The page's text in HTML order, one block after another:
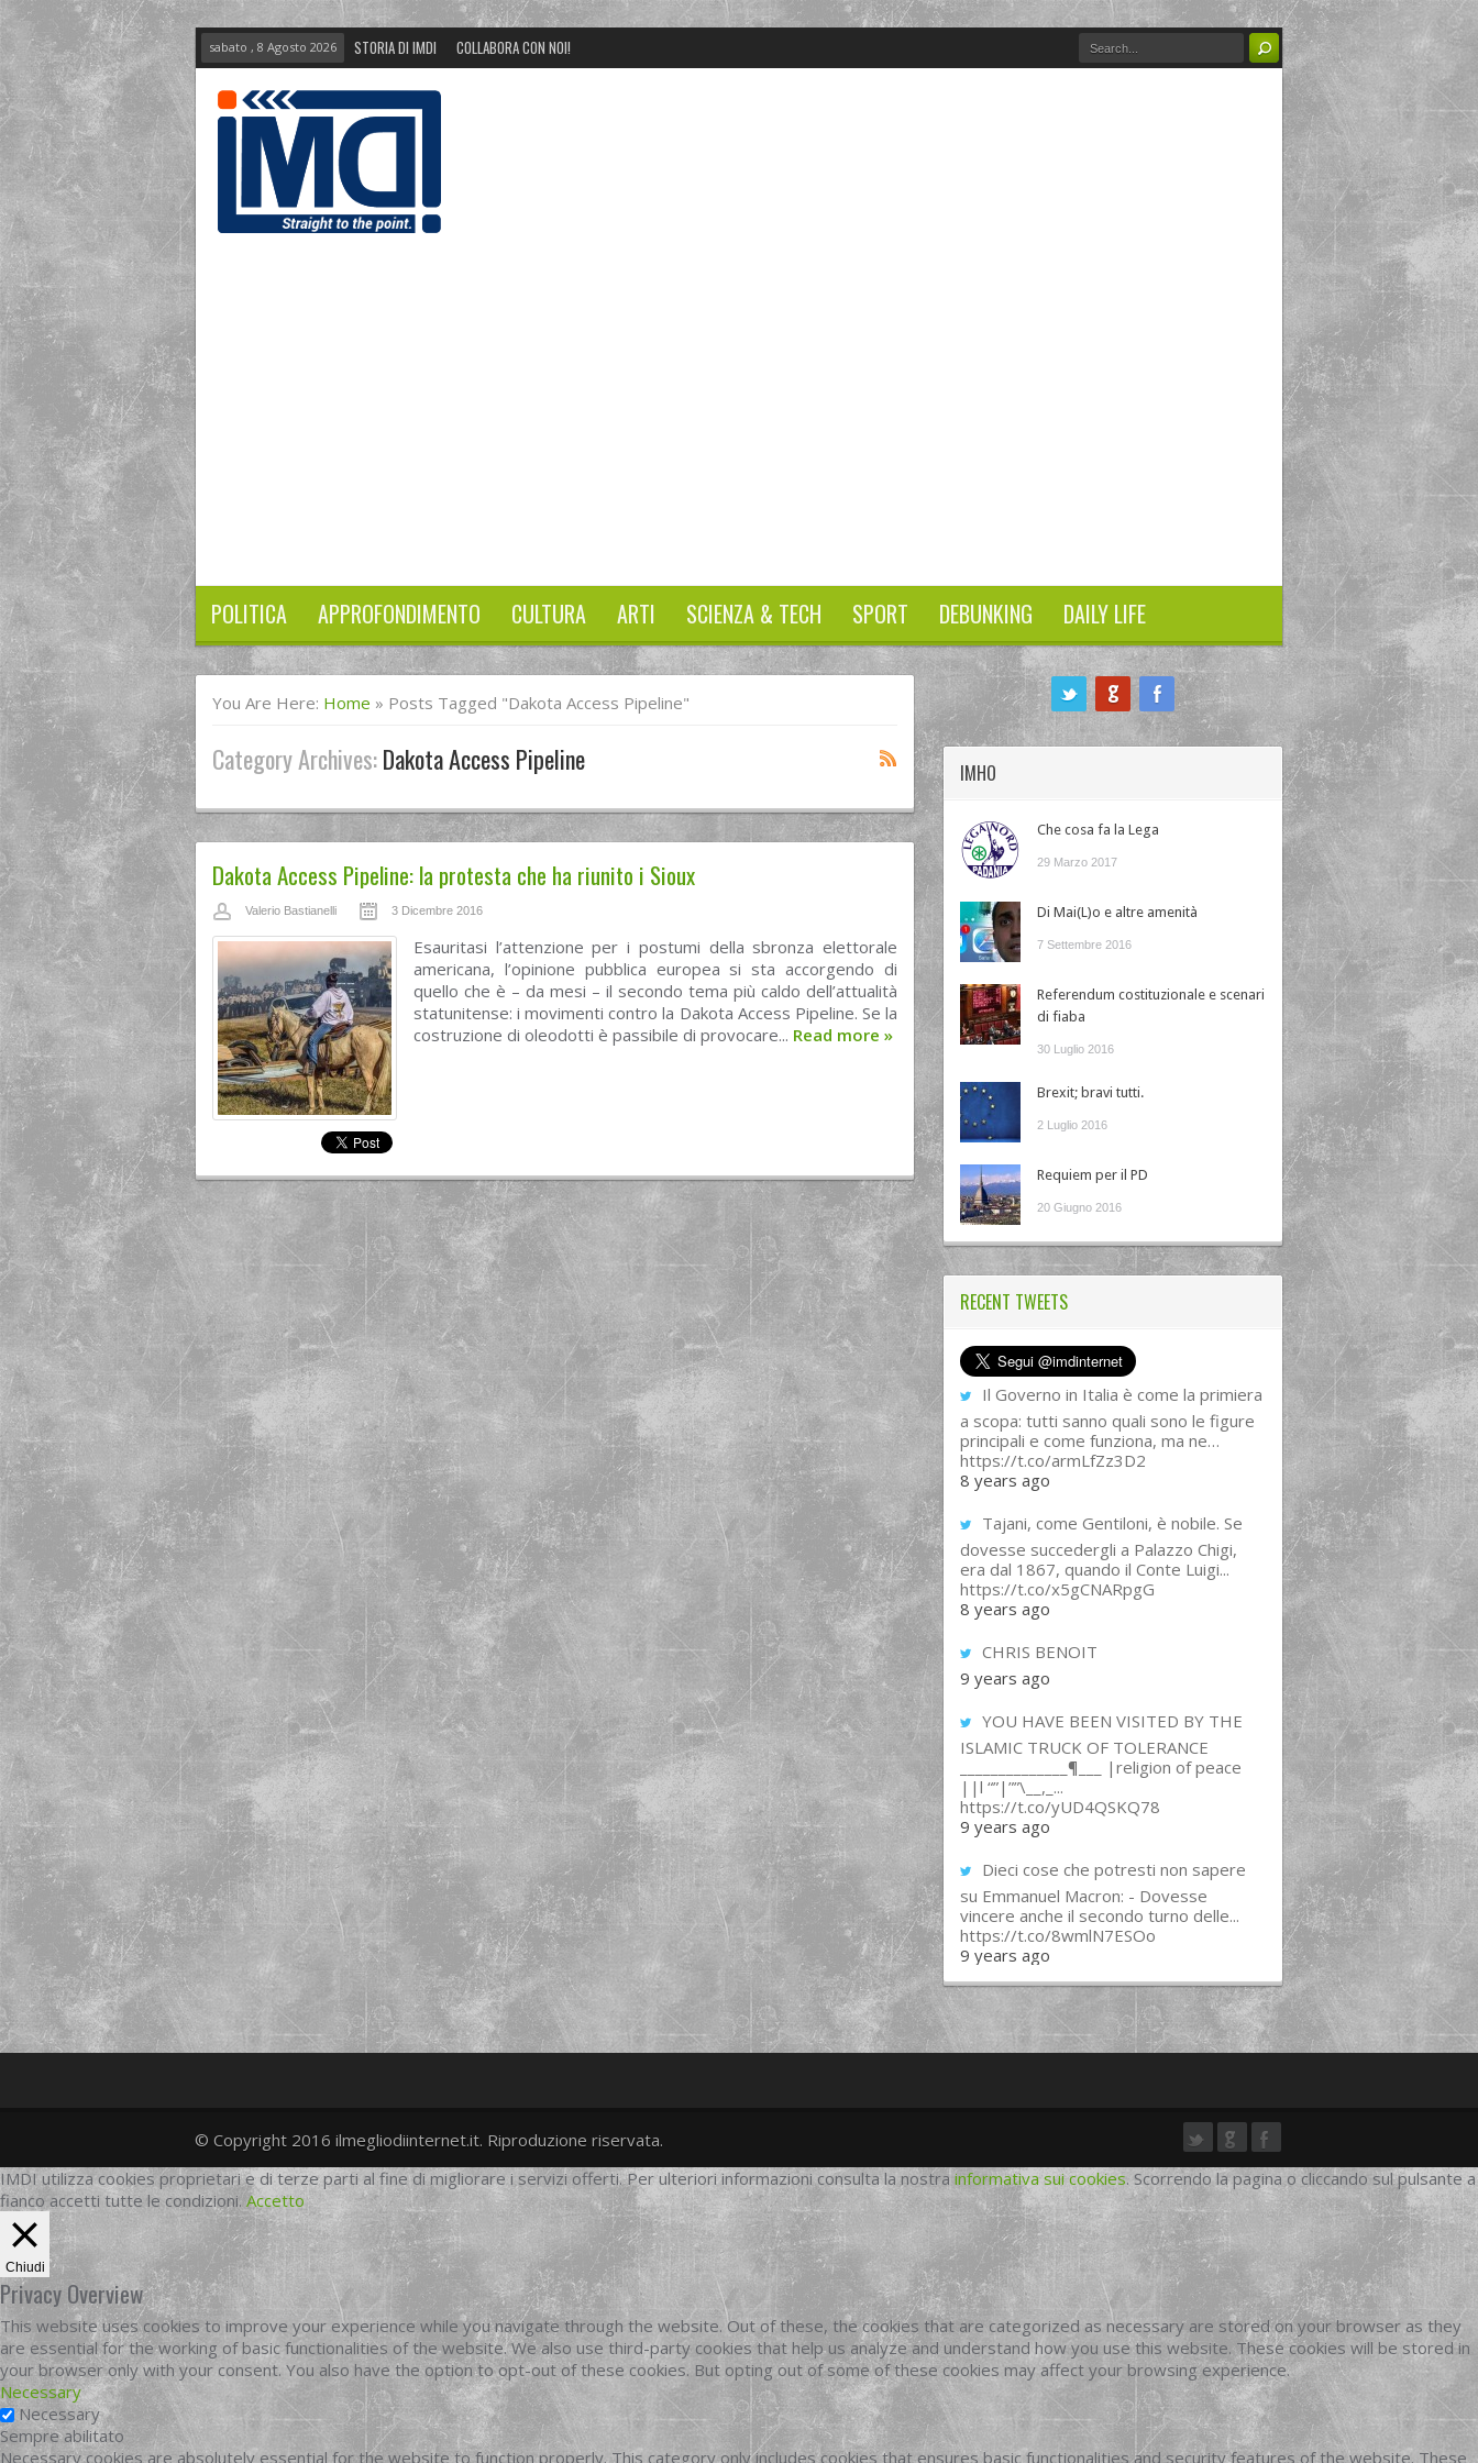
sabato , 8 Agosto 2026 STORIA DI IMDI COLLABORA CON NOI!
POLITICA APPROFONDIMENTO CULTURA ARTI SCIENZA & TECH SPORT DEBUNKING DAILY LIFE
You Are Here: Home » Posts Tagged "dakota Access Pipeline"
Category Archives:Dakota Access Pipeline
Dakota Access Pipeline: la protesta che ha riunito i Sioux
Valerio Bastianelli 3 Dicembre 2016
Esauritasi l’attenzione per i postumi della sbronza elettorale
americana, l’opinione pubblica europea si sta accorgendo di
quello che è – da mesi – il secondo tema più caldo dell’attualità
statunitense: i movimenti contro la Dakota Access Pipeline. Se la
costruzione di oleodotti è passibile di provocare... Read more »
IMHO
Che cosa fa la Lega
29 Marzo 2017
Di Mai(L)o e altre amenità
7 Settembre 2016
Referendum costituzionale e scenari
di fiaba
30 Luglio 2016
Brexit; bravi tutti.
2 Luglio 2016
Requiem per il PD
20 Giugno 2016
RECENT TWEETS
Il Governo in Italia è come la primiera
a scopa: tutti sanno quali sono le figure
principali e come funziona, ma ne…
https://t.co/armLfZz3D2
8 years ago
Tajani, come Gentiloni, è nobile. Se
dovesse succedergli a Palazzo Chigi,
era dal 1867, quando il Conte Luigi...
https://t.co/x5gCNARpgG
8 years ago
CHRIS BENOIT
9 years ago
YOU HAVE BEEN VISITED BY THE
ISLAMIC TRUCK OF TOLERANCE
______________¶___ |religion of peace
||l “”|””\__,_...
https://t.co/yUD4QSKQ78
9 years ago
Dieci cose che potresti non sapere
su Emmanuel Macron: - Dovesse
vincere anche il secondo turno delle...
https://t.co/8wmlN7ESOo
9 years ago
twittergoogleplus
facebook
© Copyright 2016 ilmegliodiinternet.it. Riproduzione riservata.
IMDI utilizza cookies proprietari e di terze parti al fine di migliorare i servizi offerti. Per ulteriori informazioni consulta la nostra informativa sui cookies. Scorrendo la pagina o cliccando sul pulsante a
fianco accetti tutte le condizioni. Accetto
Chiudi
Privacy Overview
This website uses cookies to improve your experience while you navigate through the website. Out of these, the cookies that are categorized as necessary are stored on your browser as they
are essential for the working of basic functionalities of the website. We also use third-party cookies that help us analyze and understand how you use this website. These cookies will be stored in
your browser only with your consent. You also have the option to opt-out of these cookies. But opting out of some of these cookies may affect your browsing experience.
Necessary
Necessary
Sempre abilitato
Necessary cookies are absolutely essential for the website to function properly. This category only includes cookies that ensures basic functionalities and security features of the website. These